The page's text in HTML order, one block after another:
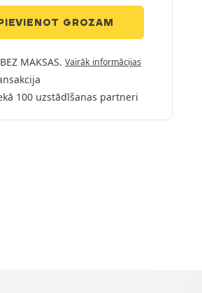
GROZAM
MAKSAS. Vairāk informācijas
100 uzstādīšanas partneri